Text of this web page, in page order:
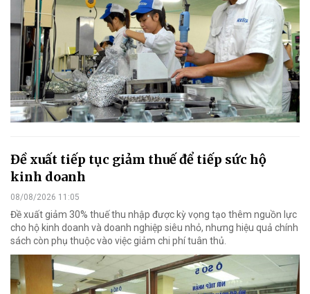
Đề xuất tiếp tục giảm thuế để tiếp sức hộ
kinh doanh
08/08/2026 11:05
Đề xuất giảm 30% thuế thu nhập được kỳ vọng tạo thêm nguồn lực
cho hộ kinh doanh và doanh nghiệp siêu nhỏ, nhưng hiệu quả chính
sách còn phụ thuộc vào việc giảm chi phí tuân thủ.